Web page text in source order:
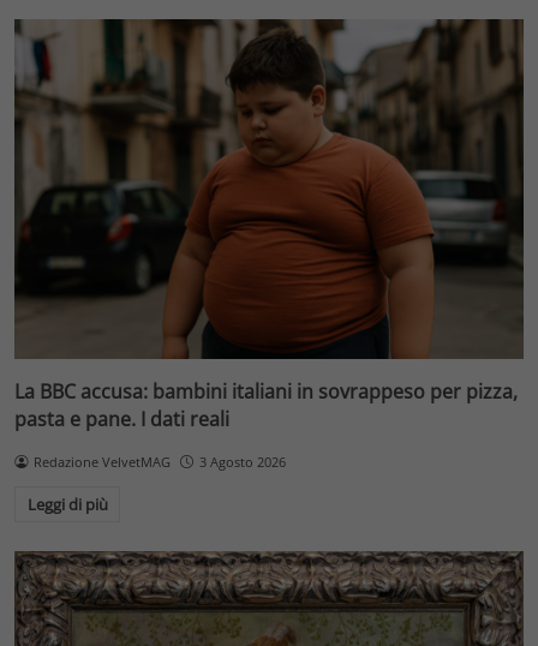
La BBC accusa: bambini italiani in sovrappeso per pizza,
pasta e pane. I dati reali
Redazione VelvetMAG 3 Agosto 2026
Leggi di più